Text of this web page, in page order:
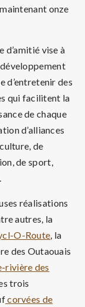
onze
d’amitié vise à
d’entretenir des
qui facilitent la
de chaque
d’alliances
de
de sport,
réalisations
autres, la
O-Route, la
des Outaouais
rivière des
trois
corvées de